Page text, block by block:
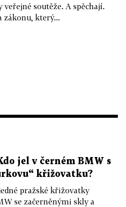
soutěže. A spěchají.
zákonu, který...
jel v černém BMW s
křižovatku?
pražské křižovatky
se začerněnými skly a